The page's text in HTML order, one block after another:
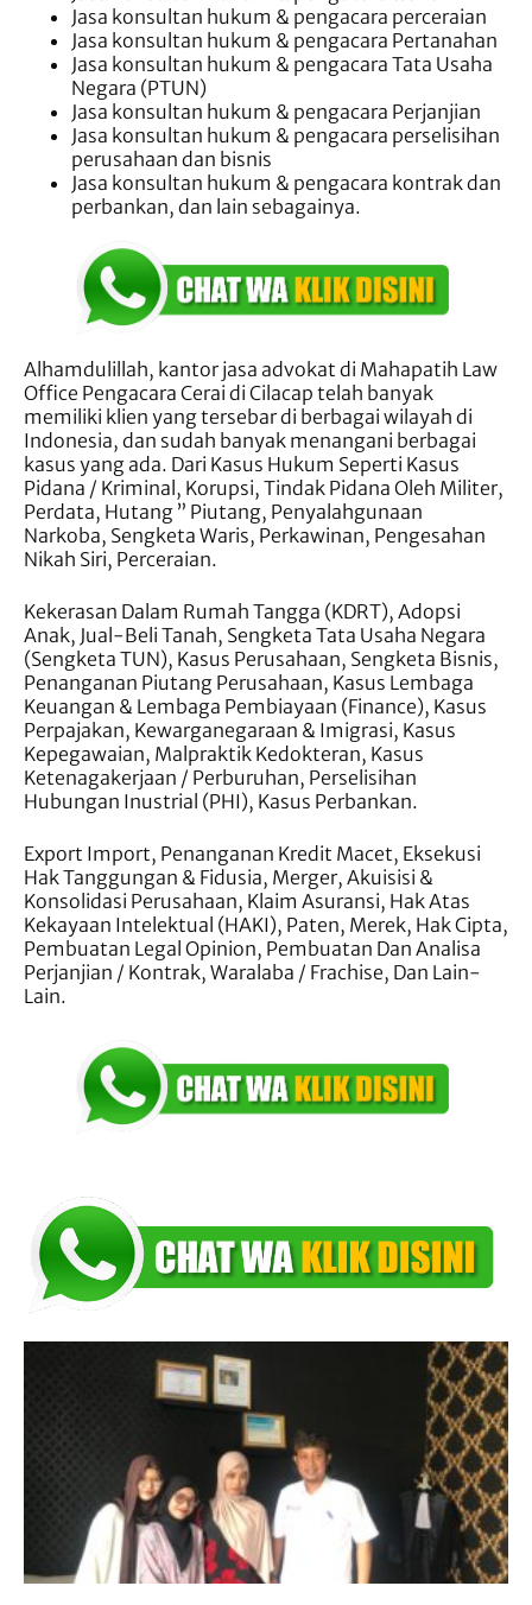
Jasa konsultan hukum & pengacara perceraian
Jasa konsultan hukum & pengacara Pertanahan
Jasa konsultan hukum & pengacara Tata Usaha
Negara (PTUN)
Jasa konsultan hukum & pengacara Perjanjian
Jasa konsultan hukum & pengacara perselisihan
perusahaan dan bisnis
Jasa konsultan hukum & pengacara kontrak dan
perbankan, dan lain sebagainya.
Alhamdulillah, kantor jasa advokat di Mahapatih Law
Office Pengacara Cerai di Cilacap telah banyak
memiliki klien yang tersebar di berbagai wilayah di
Indonesia, dan sudah banyak menangani berbagai
kasus yang ada. Dari Kasus Hukum Seperti Kasus
Pidana / Kriminal, Korupsi, Tindak Pidana Oleh Militer,
Perdata, Hutang ” Piutang, Penyalahgunaan
Narkoba, Sengketa Waris, Perkawinan, Pengesahan
Nikah Siri, Perceraian.
Kekerasan Dalam Rumah Tangga (KDRT), Adopsi
Anak, Jual-Beli Tanah, Sengketa Tata Usaha Negara
(Sengketa TUN), Kasus Perusahaan, Sengketa Bisnis,
Penanganan Piutang Perusahaan, Kasus Lembaga
Keuangan & Lembaga Pembiayaan (Finance), Kasus
Perpajakan, Kewarganegaraan & Imigrasi, Kasus
Kepegawaian, Malpraktik Kedokteran, Kasus
Ketenagakerjaan / Perburuhan, Perselisihan
Hubungan Inustrial (PHI), Kasus Perbankan.
Export Import, Penanganan Kredit Macet, Eksekusi
Hak Tanggungan & Fidusia, Merger, Akuisisi &
Konsolidasi Perusahaan, Klaim Asuransi, Hak Atas
Kekayaan Intelektual (HAKI), Paten, Merek, Hak Cipta,
Pembuatan Legal Opinion, Pembuatan Dan Analisa
Perjanjian / Kontrak, Waralaba / Frachise, Dan Lain-
Lain.